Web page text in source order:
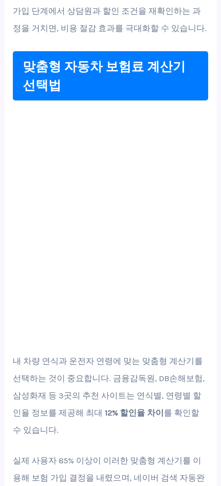
가입 단계에서 상담원과 할인 조건을 재확인하는 과
정을 거치면, 비용 절감 효과를 극대화할 수 있습니다.
맞춤형 자동차 보험료 계산기
선택법
내 차량 연식과 운전자 연령에 맞는 맞춤형 계산기를
선택하는 것이 중요합니다. 금융감독원, DB손해보험,
삼성화재 등 3곳의 추천 사이트는 연식별, 연령별 할
인율 정보를 제공해 최대 12% 할인율 차이를 확인할
수 있습니다.
실제 사용자 85% 이상이 이러한 맞춤형 계산기를 이
용해 보험 가입 결정을 내렸으며, 네이버 검색 자동완